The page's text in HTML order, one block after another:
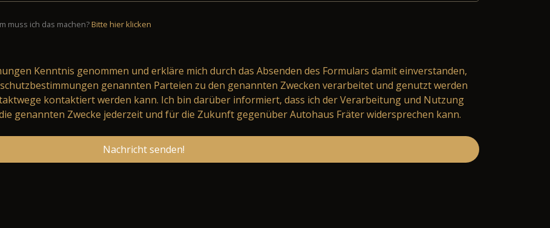
muss ich das machen?Bitte hier klicken
Kenntnis genommen und erkläre mich durch das Absenden des Formulars damit einverstanden,
genannten Parteien zu den genannten Zwecken verarbeitet und genutzt werden
kontaktiert werden kann. Ich bin darüber informiert, dass ich der Verarbeitung und Nutzung
genannten Zwecke jederzeit und für die Zukunft gegenüber Autohaus Fräter widersprechen kann.
Nachricht senden!